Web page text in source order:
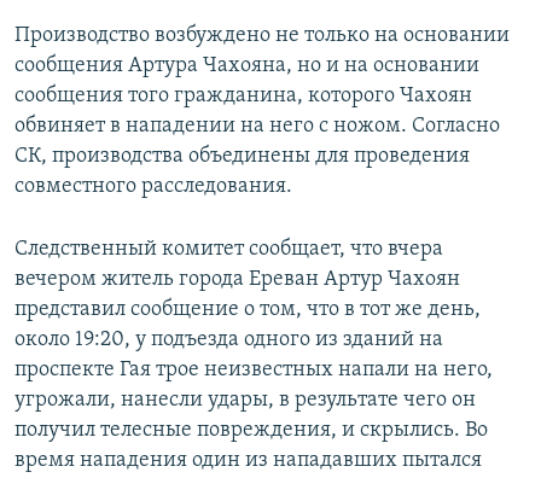
Производство возбуждено не только на основании
сообщения Артура Чахояна, но и на основании
сообщения того гражданина, которого Чахоян
обвиняет в нападении на него с ножом. Согласно
СК, производства объединены для проведения
совместного расследования.
Следственный комитет сообщает, что вчера
вечером житель города Ереван Артур Чахоян
представил сообщение о том, что в тот же день,
около 19:20, у подъезда одного из зданий на
проспекте Гая трое неизвестных напали на него,
угрожали, нанесли удары, в результате чего он
получил телесные повреждения, и скрылись. Во
время нападения один из нападавших пытался